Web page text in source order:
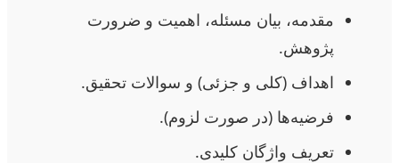
مقدمه، بیان مسئله، اهمیت و ضرورت
پژوهش.
اهداف (کلی و جزئی) و سوالات تحقیق.
فرضیه‌ها (در صورت لزوم).
تعریف واژگان کلیدی.